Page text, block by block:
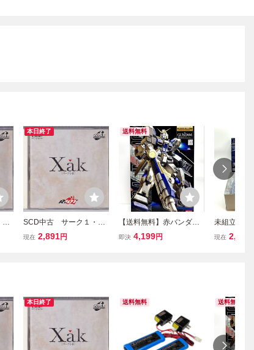
本日終了
SCD中古 サーク１・
２ 【管理番号：7310
現在 2,891円
送料無料
【送料無料】赤バンダイ
MG RX-78-4 ガンダム4号
即決 4,199円
未組立
HGUC 1/
現在 2,000
本日終了 送料無料 送料無料